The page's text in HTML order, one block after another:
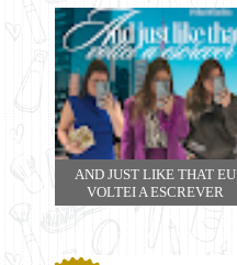
AND JUST LIKE THAT EU
VOLTEI A ESCREVER